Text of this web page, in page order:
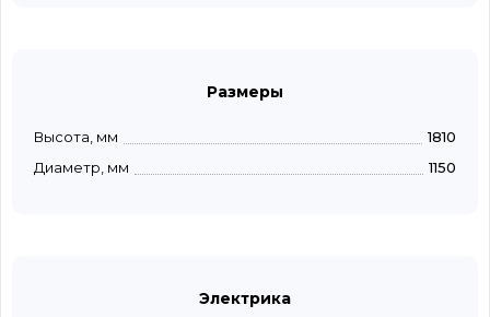
Размеры
Высота, мм
1810
Диаметр, мм
1150
Электрика